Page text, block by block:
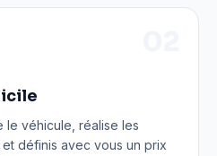
le véhicule, réalise les
définis avec vous un prix